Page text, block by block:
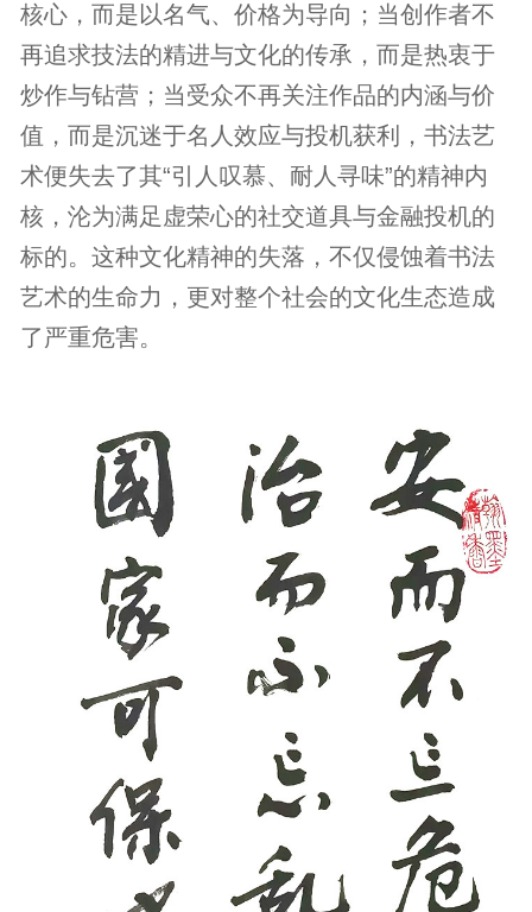
核心，而是以名气、价格为导向；当创作者不
再追求技法的精进与文化的传承，而是热衷于
炒作与钻营；当受众不再关注作品的内涵与价
值，而是沉迷于名人效应与投机获利，书法艺
术便失去了其“引人叹慕、耐人寻味”的精神内
核，沦为满足虚荣心的社交道具与金融投机的
标的。这种文化精神的失落，不仅侵蚀着书法
艺术的生命力，更对整个社会的文化生态造成
了严重危害。